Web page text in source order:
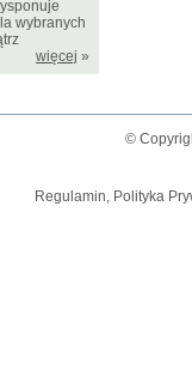
wybranych
więcej »
©
Regulamin, Polityka